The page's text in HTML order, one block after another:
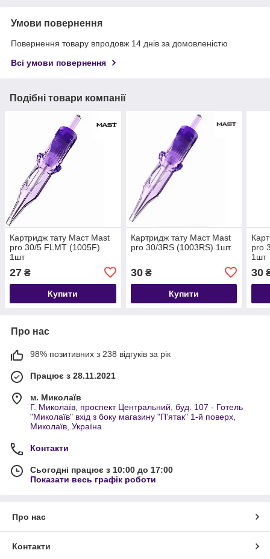
Умови повернення
Повернення товару впродовж 14 днів за домовленістю
Всі умови повернення
Подібні товари компанії
Картридж тату Маст Mast
pro 30/5 FLMT (1005F)
1шт
27 ₴
Купити
Картридж тату Маст Mast
pro 30/3RS (1003RS) 1шт
30₴
Купити
pro
1шт
30
Про нас
98% позитивних з 238 відгуків за рік
Працює з 28.11.2021
м. Миколаїв
Г. Миколаїв, проспект Центральний, буд. 107 - Готель
"Миколаїв" вхід з боку магазину "П'ятак" 1-й поверх,
Миколаїв, Україна
Контакти
Сьогодні працює з 10:00 до 17:00
Показати весь графік роботи
Про нас
Контакти